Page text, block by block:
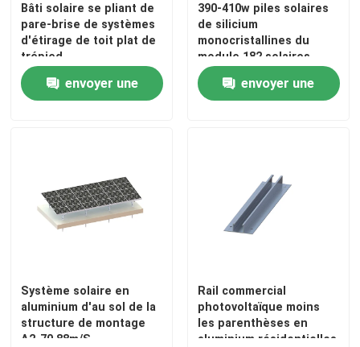
Bâti solaire se pliant de
pare-brise de systèmes
d'étirage de toit plat de
trépied
envoyer une
390-410w piles solaires
de silicium
monocristallines du
module 182 solaires
monocristallins
envoyer une
Système solaire en
aluminium d'au sol de la
structure de montage
A2-70 88m/S
Rail commercial
photovoltaïque moins
les parenthèses en
aluminium résidentielles